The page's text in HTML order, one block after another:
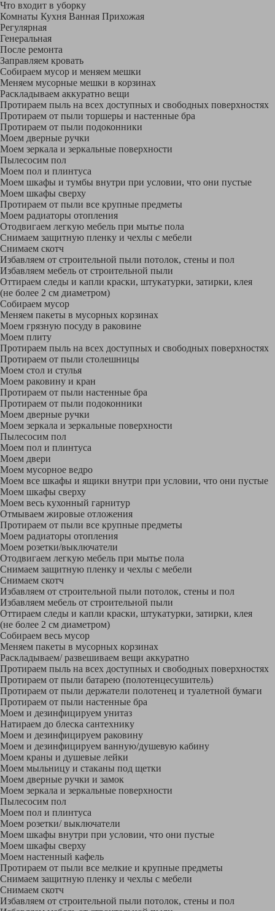
Что входит в уборку
Регу­лярная
Гене­ральная
После ремонта
Заправляем кровать
Собираем мусор и меняем мешки
Меняем мусорные мешки в корзинах
Раскладываем аккуратно вещи
Протираем пыль на всех доступных и свободных поверхностях
Протираем от пыли торшеры и настенные бра
Протираем от пыли подоконники
Моем дверные ручки
Моем зеркала и зеркальные поверхности
Пылесосим пол
Моем пол и плинтуса
Моем шкафы и тумбы внутри при условии, что они пустые
Моем шкафы сверху
Протираем от пыли все крупные предметы
Моем радиаторы отопления
Отодвигаем легкую мебель при мытье пола
Снимаем защитную пленку и чехлы с мебели
Снимаем скотч
Избавляем от строительной пыли потолок, стены и пол
Избавляем мебель от строительной пыли
Оттираем следы и капли краски, штукатурки, затирки, клея
(не более 2 см диаметром)
Собираем мусор
Меняем пакеты в мусорных корзинах
Моем грязную посуду в раковине
Моем плиту
Протираем пыль на всех доступных и свободных поверхностях
Протираем от пыли столешницы
Моем стол и стулья
Моем раковину и кран
Протираем от пыли настенные бра
Протираем от пыли подоконники
Моем дверные ручки
Моем зеркала и зеркальные поверхности
Пылесосим пол
Моем пол и плинтуса
Моем двери
Моем мусорное ведро
Моем все шкафы и ящики внутри при условии, что они пустые
Моем шкафы сверху
Моем весь кухонный гарнитур
Отмываем жировые отложения
Протираем от пыли все крупные предметы
Моем радиаторы отопления
Моем розетки/выключатели
Отодвигаем легкую мебель при мытье пола
Снимаем защитную пленку и чехлы с мебели
Снимаем скотч
Избавляем от строительной пыли потолок, стены и пол
Избавляем мебель от строительной пыли
Оттираем следы и капли краски, штукатурки, затирки, клея
(не более 2 см диаметром)
Собираем весь мусор
Меняем пакеты в мусорных корзинах
Раскладываем/ развешиваем вещи аккуратно
Протираем пыль на всех доступных и свободных поверхностях
Протираем от пыли батарею (полотенцесушитель)
Протираем от пыли держатели полотенец и туалетной бумаги
Протираем от пыли настенные бра
Моем и дезинфицируем унитаз
Натираем до блеска сантехнику
Моем и дезинфицируем раковину
Моем и дезинфицируем ванную/душевую кабину
Моем краны и душевые лейки
Моем мыльницу и стаканы под щетки
Моем дверные ручки и замок
Моем зеркала и зеркальные поверхности
Пылесосим пол
Моем пол и плинтуса
Моем розетки/ выключатели
Моем шкафы внутри при условии, что они пустые
Моем шкафы сверху
Моем настенный кафель
Протираем от пыли все мелкие и крупные предметы
Снимаем защитную пленку и чехлы с мебели
Снимаем скотч
Избавляем от строительной пыли потолок, стены и пол